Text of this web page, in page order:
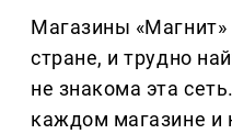
Магазины «Магнит»
стране, и трудно
не знакома эта
каждом магазине и